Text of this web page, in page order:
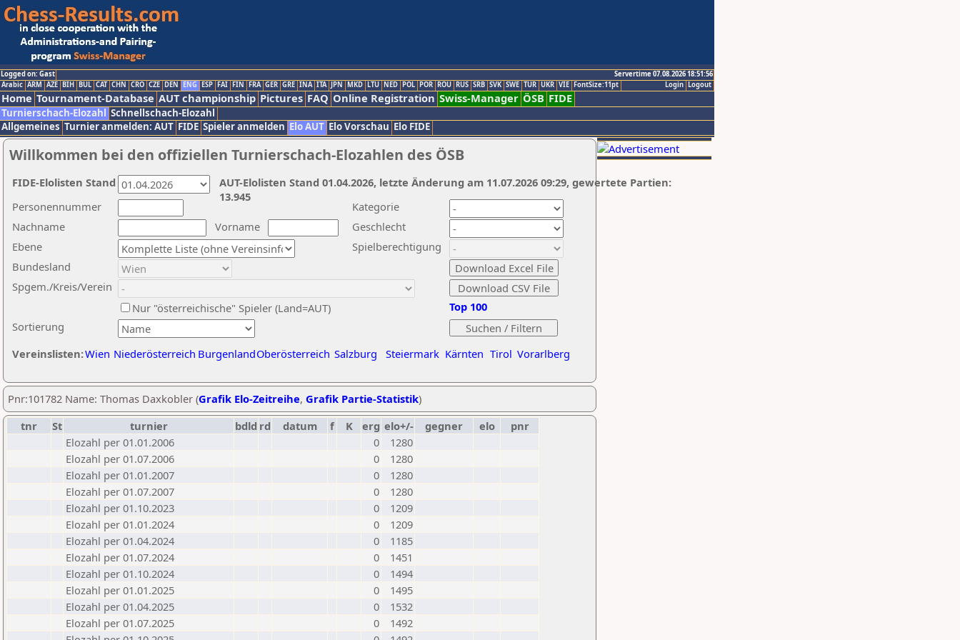
Logged on: Gast
Servertime 07.08.2026 18:51:56
Logout
Login
Arabic ARM AZE BIH BUL CAT CHN CRO CZE DEN ENG ESP FAI FIN FRA GER GRE INA ITA JPN MKD LTU NED POL POR ROU RUS SRB SVK SWE TUR UKR VIE FontSize:11pt
Home Tournament-Database AUT championship Pictures FAQ Online Registration Swiss-Manager ÖSB FIDE
Turnierschach-Elozahl Schnellschach-Elozahl
Allgemeines Turnier anmelden: AUT FIDE Spieler anmelden Elo AUT Elo Vorschau Elo FIDE
Willkommen bei den offiziellen Turnierschach-Elozahlen des ÖSB
Nachname
Vorname
Ebene
Kategorie
Sortierung
Personennummer
Bundesland
Spgem./Kreis/Verein
Geschlecht
Nur "österreichische" Spieler (Land=AUT)
Spielberechtigung
Vereinslisten:Wien Niederösterreich BurgenlandOberösterreich Salzburg Steiermark Kärnten Tirol Vorarlberg
Top 100
AUT-Elolisten Stand 01.04.2026, letzte Änderung am 11.07.2026 09:29, gewertete Partien:
13.945
FIDE-Elolisten Stand
Pnr:101782 Name: Thomas Daxkobler (Grafik Elo-Zeitreihe, Grafik Partie-Statistik)
tnr
St turnier bdld rd datum f K erg elo+/- gegner elo
pnr
Elozahl per 01.01.2006
0
1280
Elozahl per 01.07.2006
0
1280
Elozahl per 01.01.2007
0
1280
Elozahl per 01.07.2007
0
1280
Elozahl per 01.10.2023
0
1209
Elozahl per 01.01.2024
0
1209
Elozahl per 01.04.2024
0
1185
Elozahl per 01.07.2024
0
1451
Elozahl per 01.10.2024
0
1494
Elozahl per 01.01.2025
0
1495
Elozahl per 01.04.2025
0
1532
Elozahl per 01.07.2025
0
1492